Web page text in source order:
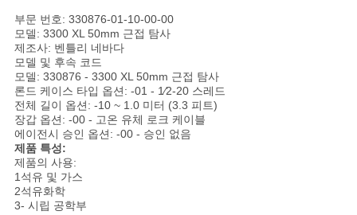
인
용
을
요
청
하
부문 번호: 330876-01-10-00-00
모델: 3300 XL 50mm 근접 탐사
제조사: 벤틀리 네바다
모델 및 후속 코드
모델: 330876 - 3300 XL 50mm 근접 탐사
론드 케이스 타입 옵션: -01 - 1⁄2-20 스레드
전체 길이 옵션: -10 ~ 1.0 미터 (3.3 피트)
장갑 옵션: -00 - 고온 유체 로크 케이블
에이전시 승인 옵션: -00 - 승인 없음
제품 특성:
제품의 사용:
1석유 및 가스
2석유화학
3- 시립 공학부